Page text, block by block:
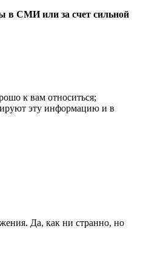
в СМИ или за счет сильной
к вам относиться;
эту информацию и в
Да, как ни странно, но